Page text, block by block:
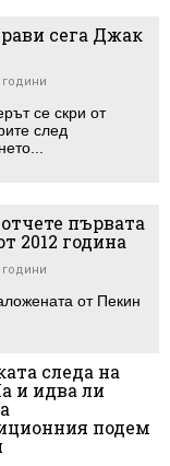
сега Джак
се скри от
след
първата
2012 година
от Пекин
следа на
и идва ли
подем